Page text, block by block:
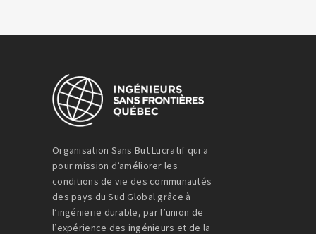
Organisation Sans But Lucratif qui a
pour mission d’améliorer les
conditions de vie des communautés
des pays du Sud Global grâce à
l’ingénierie durable, par l’union de
l’expérience des ingénieurs et de la